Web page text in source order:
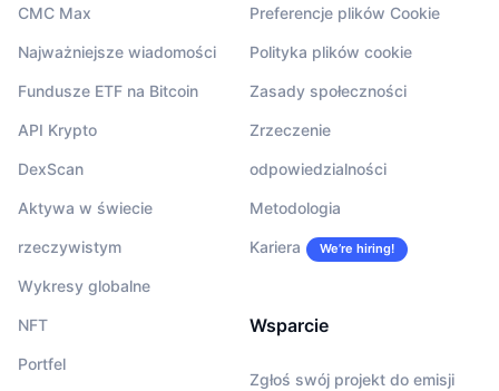
CMC Max
Najważniejsze wiadomości
Fundusze ETF na Bitcoin
API Krypto
DexScan
Aktywa w świecie
rzeczywistym
Wykresy globalne
NFT
Portfel
Preferencje plików Cookie
Polityka plików cookie
Zasady społeczności
Zrzeczenie
odpowiedzialności
Metodologia
Kariera We’re hiring!
Wsparcie
Zgłoś swój projekt do emisji